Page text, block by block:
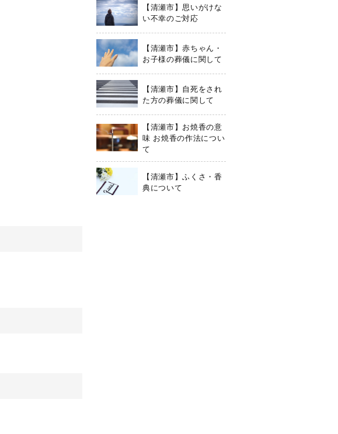
【清瀬市】思いがけな
い不幸のご対応
【清瀬市】赤ちゃん・
お子様の葬儀に関して
【清瀬市】自死をされ
た方の葬儀に関して
【清瀬市】お焼香の意
味 お焼香の作法につい
て
【清瀬市】ふくさ・香
典について